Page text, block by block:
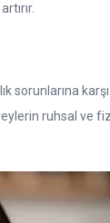
sorunlarına
ruhsal ve